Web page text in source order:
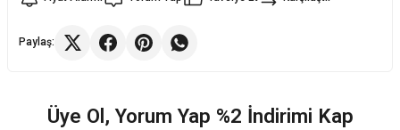
Paylaş:
Üye Ol, Yorum Yap %2 İndirimi Kap